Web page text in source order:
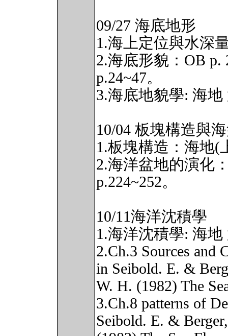
09/27 海底地形
1.海上定位與水深
2.海底形貌：OB p.
p.24~47。
3.海底地貌學: 海地
10/04 板塊構造與
1.板塊構造：海地(
2.海洋盆地的演化
p.224~252。
10/11海洋沈積學
1.海洋沈積學: 海
2.Ch.3 Sources and
in Seibold. E. &
W. H. (1982) The
3.Ch.8 patterns of
Seibold. E. &